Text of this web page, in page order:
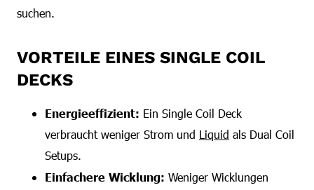
suchen.
VORTEILE EINES SINGLE COIL
DECKS
Energieeffizient: Ein Single Coil Deck
verbraucht weniger Strom und Liquid als Dual Coil
Setups.
Einfachere Wicklung: Weniger Wicklungen